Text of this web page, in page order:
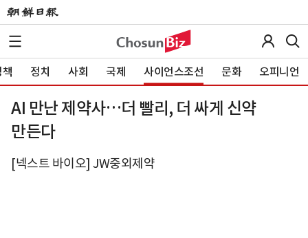
정치 사회 국제 사이언스조선 문화 오피니언
AI 만난 제약사…더 빨리, 더 싸게 신약
만든다
[넥스트 바이오] JW중외제약